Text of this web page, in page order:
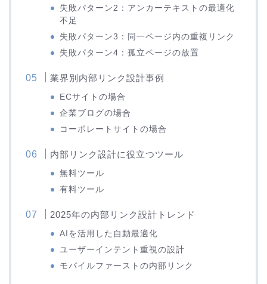
失敗パターン2：アンカーテキストの最適化
不足
失敗パターン3：同一ページ内の重複リンク
失敗パターン4：孤立ページの放置
業界別内部リンク設計事例
ECサイトの場合
企業ブログの場合
コーポレートサイトの場合
内部リンク設計に役立つツール
無料ツール
有料ツール
2025年の内部リンク設計トレンド
AIを活用した自動最適化
ユーザーインテント重視の設計
モバイルファーストの内部リンク